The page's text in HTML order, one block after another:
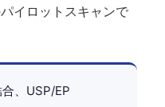
イロットスキャンで
、USP/EP